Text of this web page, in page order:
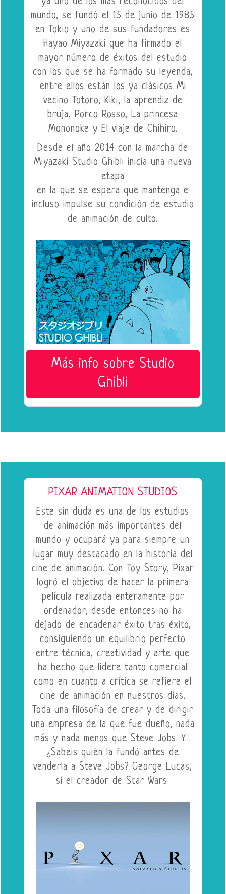
mundo, se fundó el 15 de junio de 1985
en Tokio y uno de sus fundadores es
Hayao Miyazaki que ha firmado el
mayor número de éxitos del estudio
con los que se ha formado su leyenda,
entre ellos están los ya clásicos Mi
vecino Totoro, Kiki, la aprendiz de
bruja, Porco Rosso, La princesa
Mononoke y El viaje de Chihiro.
Desde el año 2014 con la marcha de
Miyazaki Studio Ghibli inicia una nueva
etapa
en la que se espera que mantenga e
incluso impulse su condición de estudio
de animación de culto.
Más info sobre Studio
Ghibli
PIXAR ANIMATION STUDIOS
Este sin duda es una de los estudios
de animación más importantes del
mundo y ocupará ya para siempre un
lugar muy destacado en la historia del
cine de animación. Con Toy Story, Pixar
logró el objetivo de hacer la primera
película realizada enteramente por
ordenador, desde entonces no ha
dejado de encadenar éxito tras éxito,
consiguiendo un equilibrio perfecto
entre técnica, creatividad y arte que
ha hecho que lidere tanto comercial
como en cuanto a crítica se refiere el
cine de animación en nuestros días.
Toda una filosofía de crear y de dirigir
una empresa de la que fue dueño, nada
más y nada menos que Steve Jobs. Y...
¿Sabéis quién la fundó antes de
venderla a Steve Jobs? George Lucas,
sí el creador de Star Wars.